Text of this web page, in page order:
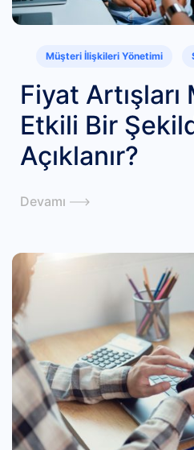
Müşteri İlişkileri Yönetimi
Fiyat
Etkili Bir
Açıklanır?
Devamı